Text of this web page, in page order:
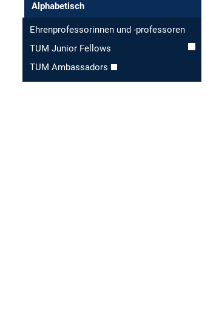
Alphabetisch
Ehren­professorinnen und -professoren
TUM Junior Fellows
TUM Ambassadors